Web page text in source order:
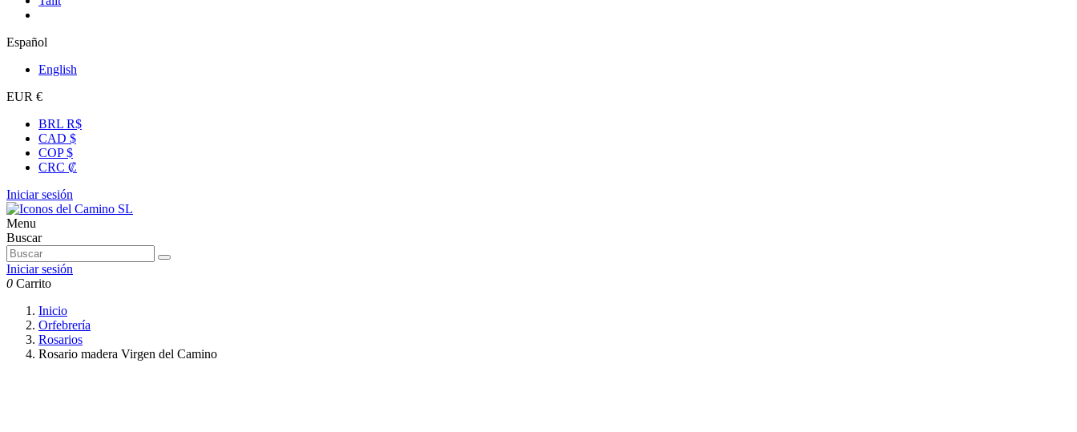
Español
English
EUR €
BRL R$
CAD $
COP $
CRC ₡
Iniciar sesión
Menu
Buscar
Iniciar sesión
0 Carrito
Inicio
Orfebrería
Rosarios
Rosario madera Virgen del Camino